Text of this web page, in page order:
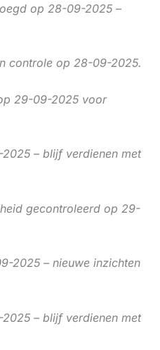
op 28-09-2025 –
controle op 28-09-2025.
29-09-2025 voor
– blijf verdienen met
gecontroleerd op 29-
2025 – nieuwe inzichten
– blijf verdienen met